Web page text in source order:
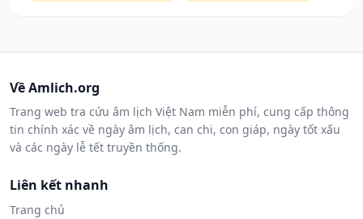
Về Amlich.org
Trang web tra cứu âm lịch Việt Nam miễn phí, cung cấp thông
tin chính xác về ngày âm lịch, can chi, con giáp, ngày tốt xấu
và các ngày lễ tết truyền thống.
Liên kết nhanh
Trang chủ